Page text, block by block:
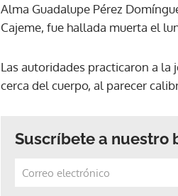
Alma Guadalupe Pérez
Cajeme, fue hallada muerta el
Las autoridades practicaron a
cerca del cuerpo, al parecer
Suscríbete a nuestro